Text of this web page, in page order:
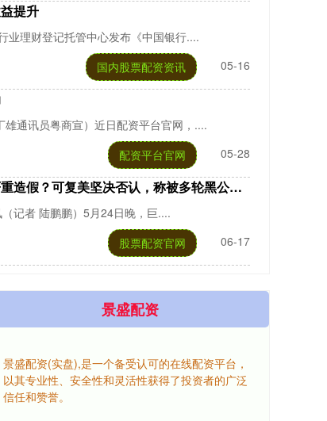
提升
业理财登记托管中心发布《中国银行....
05-16
国内股票配资资讯
通讯员粤商宣）近日配资平台官网，....
05-28
配资平台官网
？可复美坚决否认，称被多轮黑公关攻击
记者 陆鹏鹏）5月24日晚，巨....
06-17
股票配资官网
景盛配资
景盛配资(实盘),是一个备受认可的在线配资平台，
以其专业性、安全性和灵活性获得了投资者的广泛
信任和赞誉。